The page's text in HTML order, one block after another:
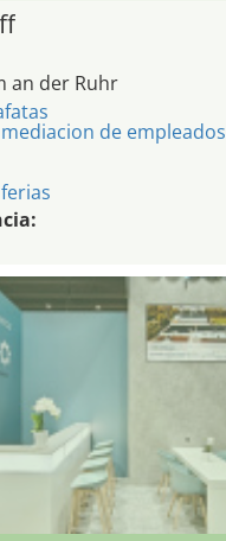
an der Ruhr
de empleados